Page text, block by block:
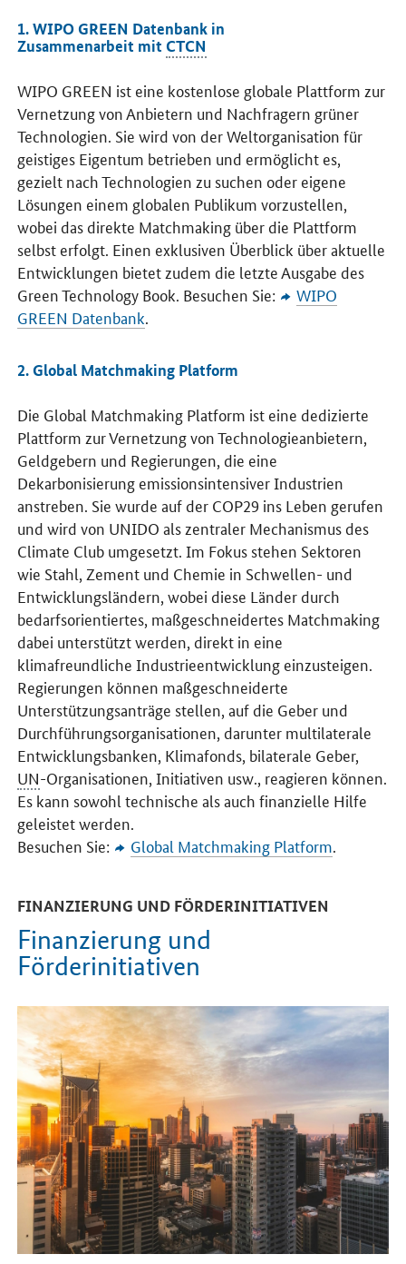
1. WIPO GREEN Datenbank in
Zusammenarbeit mit CTCN
WIPO GREEN ist eine kostenlose globale Plattform zur
Vernetzung von Anbietern und Nachfragern grüner
Technologien. Sie wird von der Weltorganisation für
geistiges Eigentum betrieben und ermöglicht es,
gezielt nach Technologien zu suchen oder eigene
Lösungen einem globalen Publikum vorzustellen,
wobei das direkte Matchmaking über die Plattform
selbst erfolgt. Einen exklusiven Überblick über aktuelle
Entwicklungen bietet zudem die letzte Ausgabe des
Green Technology Book . Besuchen Sie:
WIPO
GREEN Datenbank
2.Global Matchmaking Platform
Die Global Matchmaking Platform ist eine dedizierte
Plattform zur Vernetzung von Technologieanbietern,
Geldgebern und Regierungen, die eine
Dekarbonisierung emissionsintensiver Industrien
anstreben. Sie wurde auf der COP29 ins Leben gerufen
und wird von UNIDO als zentraler Mechanismus des
Climate Club umgesetzt. Im Fokus stehen Sektoren
wie Stahl, Zement und Chemie in Schwellen- und
Entwicklungsländern, wobei diese Länder durch
bedarfsorientiertes, maßgeschneidertes Matchmaking
dabei unterstützt werden, direkt in eine
klimafreundliche Industrieentwicklung einzusteigen.
Regierungen können maßgeschneiderte
Unterstützungsanträge stellen, auf die Geber und
Durchführungsorganisationen, darunter multilaterale
Entwicklungsbanken, Klimafonds, bilaterale Geber,
UN-Organisationen, Initiativen usw., reagieren können.
Es kann sowohl technische als auch finanzielle Hilfe
geleistet werden.
Besuchen Sie:
Global Matchmaking Platform
FINANZIERUNG UND FÖRDERINITIATIVEN
Finanzierung und
Förderinitiativen